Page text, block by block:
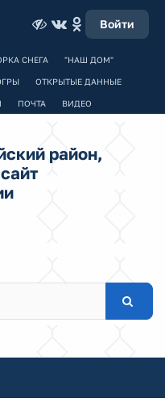
Войти
СНЕГА "НАШ ДОМ"
ОТКРЫТЫЕ ДАННЫЕ
ПОЧТА ВИДЕО
район,